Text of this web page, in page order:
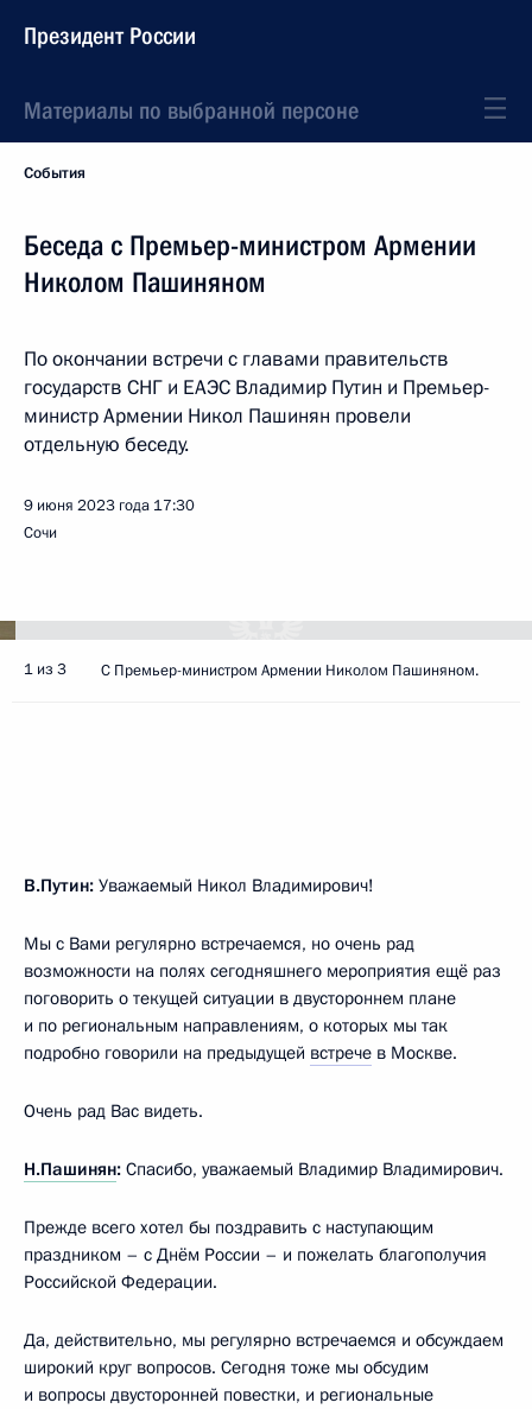
Президент России
Материалы по выбранной персоне
События
Беседа с Премьер-министром Армении
Николом Пашиняном
По окончании встречи с главами правительств
государств СНГ и ЕАЭС Владимир Путин и Премьер-
министр Армении Никол Пашинян провели
отдельную беседу.
9 июня 2023 года 17:30
Сочи
1 из 3 С Премьер-министром Армении Николом Пашиняном.
В.Путин: Уважаемый Никол Владимирович!
Мы с Вами регулярно встречаемся, но очень рад
возможности на полях сегодняшнего мероприятия ещё раз
поговорить о текущей ситуации в двустороннем плане
и по региональным направлениям, о которых мы так
подробно говорили на предыдущей встрече в Москве.
Очень рад Вас видеть.
Н.Пашинян: Спасибо, уважаемый Владимир Владимирович.
Прежде всего хотел бы поздравить с наступающим
праздником – с Днём России – и пожелать благополучия
Российской Федерации.
Да, действительно, мы регулярно встречаемся и обсуждаем
широкий круг вопросов. Сегодня тоже мы обсудим
и вопросы двусторонней повестки, и региональные